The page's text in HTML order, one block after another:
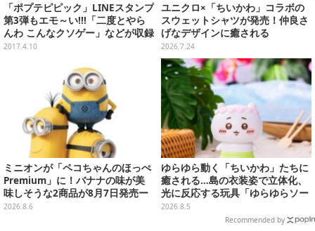
「ポプテピピック」LINEスタンプ
第3弾もエモ～い!!!「二度とやら
んわ こんなクソゲー」などが収録
2017.4.10
ユニクロ×「ちいかわ」コラボの
スウェットシャツが発売！仲良さ
げなデザインに癒される
2026.7.24
ミニオンが「ペコちゃんのほっぺ
Premium」に！バナナの味が美
味しそうな2商品が8月7日発売ー
可愛いパッケージも必見
2026.8.6
ゆらゆら動く「ちいかわ」たちに
癒される…島の衣装姿で立体化、
光に反応する玩具「ゆらゆらソー
ラー」全8種が全国アミューズメ
ント施設にて展開
2026.8.5
Recommended by